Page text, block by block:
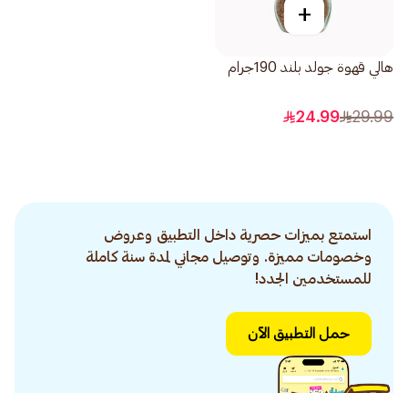
+
هالي قهوة جولد بلند 190جرام
29.99
24.99
استمتع بميزات حصرية داخل التطبيق وعروض
وخصومات مميزة. وتوصيل مجاني لمدة سنة كاملة
للمستخدمين الجدد!
حمل التطبيق الآن